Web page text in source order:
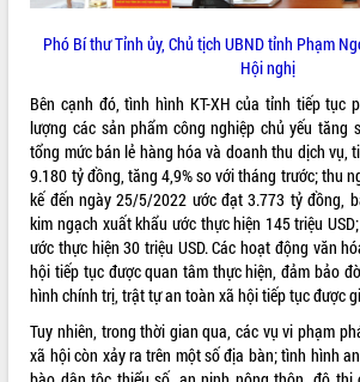
Trailer Lễ hội Sầu riêng Đắk Lắk năm
2026
Khám bệnh, cấp phát thuốc miễn phí
và tặng quà người dân xã Cư Pui
Hội nghị UBND tỉnh Đắk Lắk thường kỳ
tháng 7/2026
Lễ truy tặng danh hiệu “Bà Mẹ Việt
Nam Anh hùng” và trao Huân chương
Lao động
UBND tỉnh Đắk Lắk triển khai nhiệm
vụ 6 tháng cuối năm 2026
ALBUM ẢNH
Phó Bí thư Tỉnh ủy, Chủ tịch UBND tỉnh Phạm
Hội nghị
Bên cạnh đó, tình hình KT-XH của tỉnh tiếp tục
lượng các sản phẩm công nghiệp chủ yếu tăng
tổng mức bán lẻ hàng hóa và doanh thu dịch vụ,
9.180 tỷ đồng, tăng 4,9% so với tháng trước; thu
kế đến ngày 25/5/2022 ước đạt 3.773 tỷ đồng,
kim ngạch xuất khẩu ước thực hiện 145 triệu
ước thực hiện 30 triệu USD. Các hoạt động văn
hội tiếp tục được quan tâm thực hiện, đảm bảo
hình chính trị, trật tự an toàn xã hội tiếp tục được
Tuy nhiên, trong thời gian qua, các vụ vi phạm
xã hội còn xảy ra trên một số địa bàn; tình hình